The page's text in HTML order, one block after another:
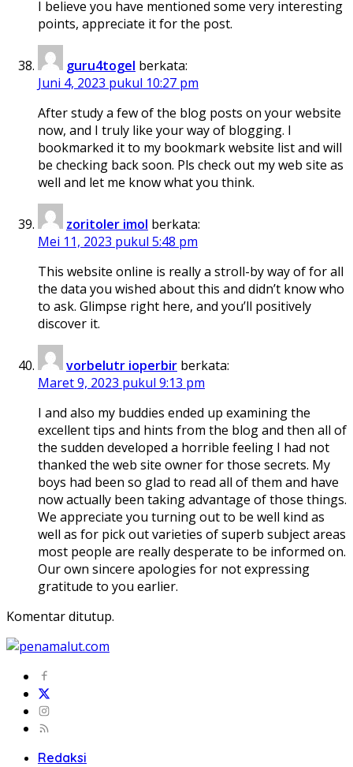
I believe you have mentioned some very interesting
points, appreciate it for the post.
guru4togel berkata:
Juni 4, 2023 pukul 10:27 pm
After study a few of the blog posts on your website
now, and I truly like your way of blogging. I
bookmarked it to my bookmark website list and will
be checking back soon. Pls check out my web site as
well and let me know what you think.
zoritoler imol berkata:
Mei 11, 2023 pukul 5:48 pm
This website online is really a stroll-by way of for all
the data you wished about this and didn’t know who
to ask. Glimpse right here, and you’ll positively
discover it.
vorbelutr ioperbir berkata:
Maret 9, 2023 pukul 9:13 pm
I and also my buddies ended up examining the
excellent tips and hints from the blog and then all of
the sudden developed a horrible feeling I had not
thanked the web site owner for those secrets. My
boys had been so glad to read all of them and have
now actually been taking advantage of those things.
We appreciate you turning out to be well kind as
well as for pick out varieties of superb subject areas
most people are really desperate to be informed on.
Our own sincere apologies for not expressing
gratitude to you earlier.
Komentar ditutup.
Redaksi